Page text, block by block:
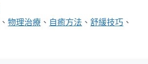
、物理治療 、 自癒方法 、舒緩技巧 、